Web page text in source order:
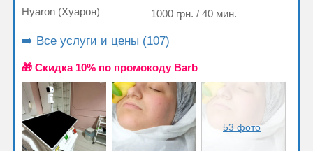
Hyaron (Хуарон)
1000 грн. / 40 мин.
➡️ Все услуги и цены (107)
🎁 Cкидка 10% по промокоду Barb
53 фото